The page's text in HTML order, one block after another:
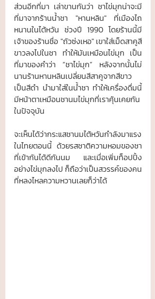
ส่วนอีกที่มา เล่าขานกันว่า ชาไข่มุกน่าจะมี
ที่มาจากร้านน้ำชา "หานหลิน" ที่เมืองไถ
หนานในไต้หวัน ช่วงปี 1990 โดยร้านนี้มี
เจ้าของร้านชื่อ "ถัวซ่งเหอ" เขาใส่เม็ดสาคูสี
ขาวลงไปในชา ทำให้มันเหมือนไข่มุก เป็น
ที่มาของคำว่า “ชาไข่มุก” หลังจากนั้นไม่
นานร้านหานหลินเปลี่ยนสีสาคูจากสีขาว
เป็นสีดำ นำมาใส่ในน้ำชา ทำให้เครื่องดื่มนี้
มีหน้าตาเหมือนชานมไข่มุกที่เราคุ้นเคยกัน
ในปัจจุบัน
จะเห็นได้ว่ากระแสชานมไต้หวันกำลังมาแรง
ในไทยตอนนี้ ด้วยรสชาติความหอมของชา
ที่เข้ากันได้ดีกันนม และเมื่อเพิ่มท็อปปิ้ง
อย่างไข่มุกลงไป ก็ถือว่าเป็นสวรรค์ของคน
ที่หลงไหลความหวานเลยก็ว่าได้